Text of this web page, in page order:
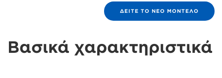
ΔΕΊΤΕ ΤΟ ΝΈΟ ΜΟΝΤΈΛΟ
Βασικά χαρακτηριστικά